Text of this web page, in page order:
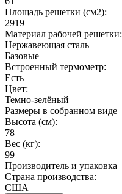
Площадь решетки (см2):
2919
Материал рабочей решетки:
Нержавеющая сталь
Базовые
Встроенный термометр:
Есть
Цвет:
Темно-зелёный
Размеры в собранном виде
Высота (см):
78
Вес (кг):
99
Производитель и упаковка
Страна производства:
США